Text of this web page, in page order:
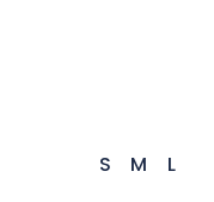
S
M L